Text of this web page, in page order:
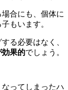
合にも、個体に
もいます。
る必要はなく、
効果的でしょう。
ってしまったハ